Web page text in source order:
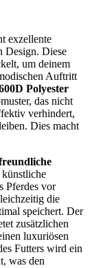
exzellente
Design. Diese
um deinem
Auftritt
Polyester
das nicht
verhindert,
Dies macht
künstliche
Pferdes vor
die
speichert. Der
zusätzlichen
luxuriösen
Futters wird ein
was den